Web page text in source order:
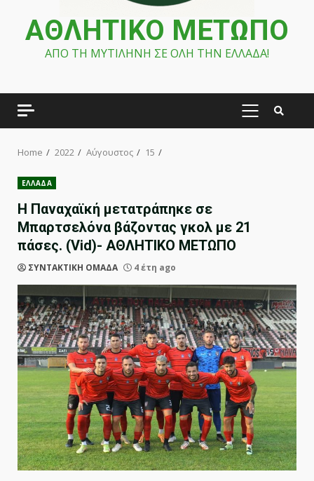
ΑΘΛΗΤΙΚΟ ΜΕΤΩΠΟ
ΑΠΟ ΤΗ ΜΥΤΙΛΗΝΗ ΣΕ ΟΛΗ ΤΗΝ ΕΛΛΑΔΑ!
PRIMARY
Home 2022 Αύγουστος 15
ΕΛΛΑΔΑ
Η Παναχαϊκή μετατράπηκε σε
Μπαρτσελόνα βάζοντας γκολ με 21
πάσες. (Vid)- ΑΘΛΗΤΙΚΟ ΜΕΤΩΠΟ
ΣΥΝΤΑΚΤΙΚΗ ΟΜΑΔΑ 4 έτη ago